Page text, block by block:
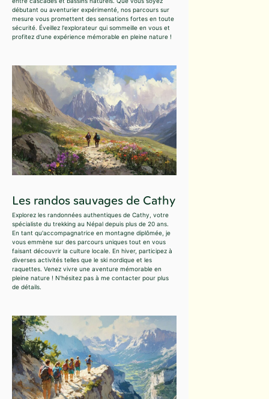
débutant ou aventurier expérimenté, nos parcours sur
mesure vous promettent des sensations fortes en toute
sécurité. Éveillez l'explorateur qui sommeille en vous et
profitez d'une expérience mémorable en pleine nature !
Les randos sauvages de Cathy
Explorez les randonnées authentiques de Cathy, votre
spécialiste du trekking au Népal depuis plus de 20 ans.
En tant qu'accompagnatrice en montagne diplômée, je
vous emmène sur des parcours uniques tout en vous
faisant découvrir la culture locale. En hiver, participez à
diverses activités telles que le ski nordique et les
raquettes. Venez vivre une aventure mémorable en
pleine nature ! N'hésitez pas à me contacter pour plus
de détails.